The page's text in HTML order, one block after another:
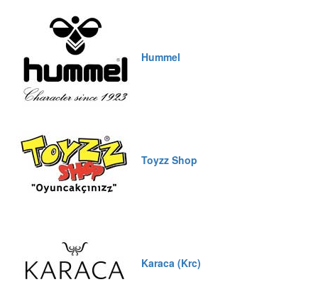
Hummel
Toyzz Shop
Karaca (Krc)